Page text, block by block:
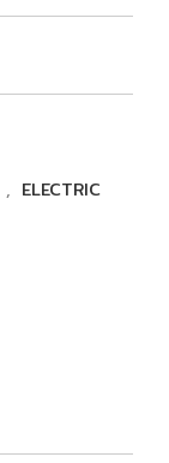
, ELECTRIC